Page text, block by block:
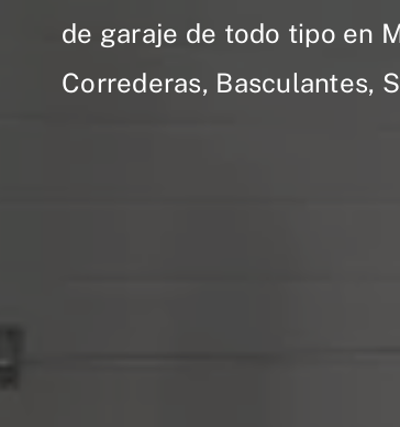
de garaje de todo tipo en
Correderas, Basculantes,